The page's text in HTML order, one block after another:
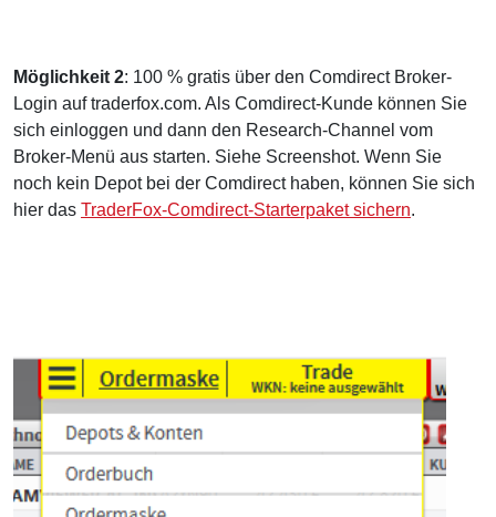
Möglichkeit 2: 100 % gratis über den Comdirect Broker-
Login auf traderfox.com. Als Comdirect-Kunde können Sie
sich einloggen und dann den Research-Channel vom
Broker-Menü aus starten. Siehe Screenshot. Wenn Sie
noch kein Depot bei der Comdirect haben, können Sie sich
hier das TraderFox-Comdirect-Starterpaket sichern.